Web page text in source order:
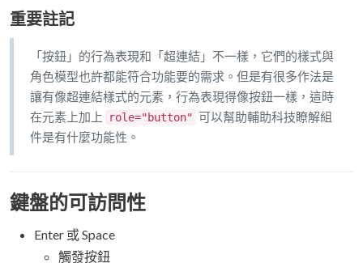
重要註記
「按鈕」的行為表現和「超連結」不一樣，它們的樣式與
角色模型也許都能符合功能要的需求。但是有很多作法是
讓有像超連結樣式的元素，行為表現得像按鈕一樣，這時
在元素上加上
role="button" 可以幫助輔助科技瞭解組
件是有什麼功能性。
鍵盤的可訪問性
Enter 或 Space
觸發按鈕